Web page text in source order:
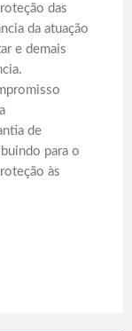
das
da atuação
e demais
de
para o
às